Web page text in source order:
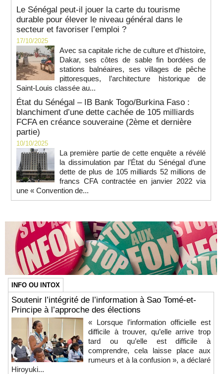
Le Sénégal peut-il jouer la carte du tourisme
durable pour élever le niveau général dans le
secteur et favoriser l’emploi ?
17/10/2025
Avec sa capitale riche de culture et d’histoire,
Dakar, ses côtes de sable fin bordées de
stations balnéaires, ses villages de pêche
pittoresques, l’architecture historique de
Saint-Louis classée au...
État du Sénégal – IB Bank Togo/Burkina Faso :
blanchiment d’une dette cachée de 105 milliards
FCFA en créance souveraine (2ème et dernière
partie)
10/10/2025
La première partie de cette enquête a révélé
la dissimulation par l’État du Sénégal d’une
dette de plus de 105 milliards 52 millions de
francs CFA contractée en janvier 2022 via
une « Convention de...
INFO OU INTOX
Soutenir l’intégrité de l’information à Sao Tomé-et-
Principe à l’approche des élections
« Lorsque l’information officielle est
difficile à trouver, qu’elle arrive trop
tard ou qu’elle est difficile à
comprendre, cela laisse place aux
rumeurs et à la confusion », a déclaré
Hiroyuki...